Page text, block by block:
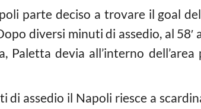
parte deciso a trovare il goal
diversi minuti di assedio, al
Paletta devia all’interno
di assedio il Napoli riesce a